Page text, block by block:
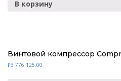
В корзину
Винтовой компрессор
Р3 776 125.00